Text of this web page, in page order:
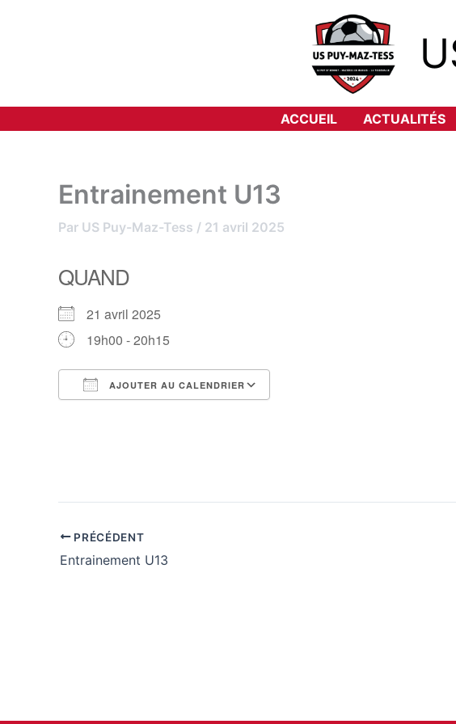
ACCUEIL ACTUALITÉS
Entrainement U13
Par US Puy-Maz-Tess / 21 avril 2025
QUAND
21 avril 2025
19h00 - 20h15
AJOUTER AU CALENDRIER
PRÉCÉDENT
Entrainement U13